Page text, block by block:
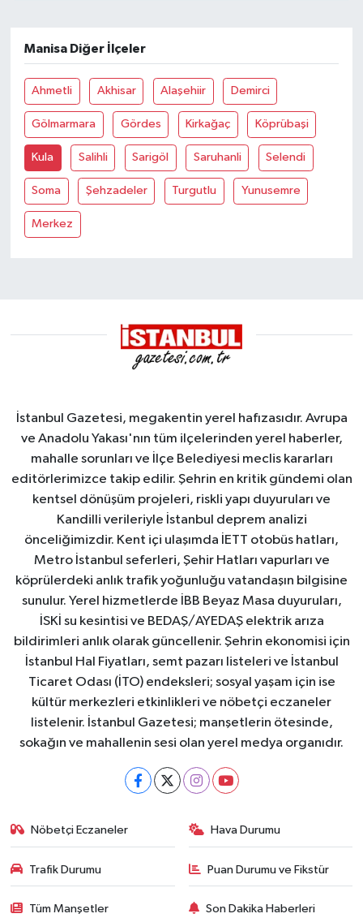
Manisa Diğer İlçeler
Ahmetli Akhisar Alaşehiir Demirci
Gölmarmara Gördes Kirkağaç Köprübaşi
Kula Salihli Sarigöl Saruhanli Selendi
Soma Şehzadeler Turgutlu Yunusemre
Merkez
İstanbul Gazetesi, megakentin yerel hafızasıdır. Avrupa
ve Anadolu Yakası'nın tüm ilçelerinden yerel haberler,
mahalle sorunları ve İlçe Belediyesi meclis kararları
editörlerimizce takip edilir. Şehrin en kritik gündemi olan
kentsel dönüşüm projeleri, riskli yapı duyuruları ve
Kandilli verileriyle İstanbul deprem analizi
önceliğimizdir. Kent içi ulaşımda İETT otobüs hatları,
Metro İstanbul seferleri, Şehir Hatları vapurları ve
köprülerdeki anlık trafik yoğunluğu vatandaşın bilgisine
sunulur. Yerel hizmetlerde İBB Beyaz Masa duyuruları,
İSKİ su kesintisi ve BEDAŞ/AYEDAŞ elektrik arıza
bildirimleri anlık olarak güncellenir. Şehrin ekonomisi için
İstanbul Hal Fiyatları, semt pazarı listeleri ve İstanbul
Ticaret Odası (İTO) endeksleri; sosyal yaşam için ise
kültür merkezleri etkinlikleri ve nöbetçi eczaneler
listelenir. İstanbul Gazetesi; manşetlerin ötesinde,
sokağın ve mahallenin sesi olan yerel medya organıdır.
Nöbetçi Eczaneler Hava Durumu
Trafik Durumu Puan Durumu ve Fikstür
Tüm Manşetler Son Dakika Haberleri